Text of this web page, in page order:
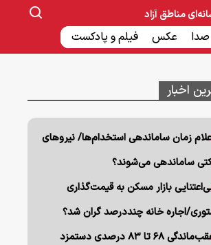
ساخت و ساز بانک و بیمه صدا عکس فیلم و پادکست
مناطق آزاد
اخبار
زمان ساماندهی استخدام‌‌ها/ نیروهای
ساماندهی می‌شوند؟
بازار مسکن به قیمت‌گذاری
اجاره خانه چنددرصد گران شد؟
عقب‌ماندگی ۶۸ تا ۸۳ درصدی دستمزد